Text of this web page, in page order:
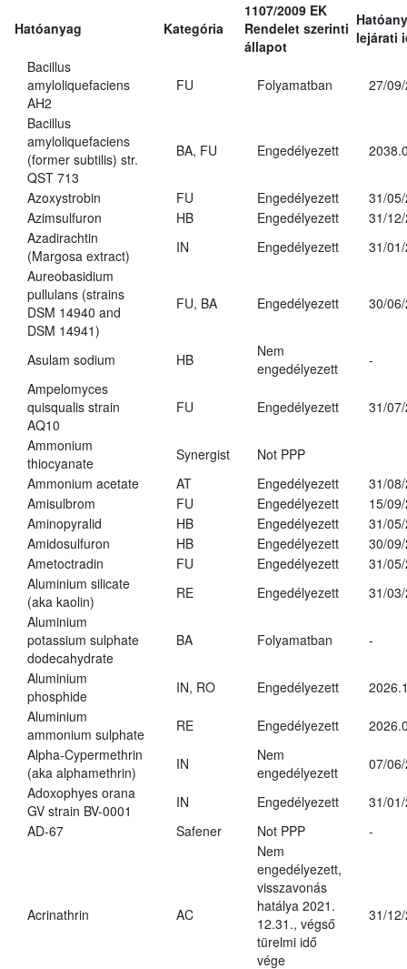
Hatóanyag Kategória
1107/2009 EK
Rendelet szerinti
állapot
lejárati
Bacillus
amyloliquefaciens
AH2
FU Folyamatban 27/
Bacillus
amyloliquefaciens
(former subtilis) str.
QST 713
BA, FU Engedélyezett
Azoxystrobin FU Engedélyezett
31/
Azimsulfuron
HB Engedélyezett
31/
Azadirachtin
(Margosa extract)
IN Engedélyezett
31/
Aureobasidium
pullulans (strains
DSM 14940 and
DSM 14941)
FU, BA Engedélyezett 30/
Asulam sodium HB
Nem
engedélyezett
-
Ampelomyces
quisqualis strain
AQ10
FU Engedélyezett 31/
Ammonium
thiocyanate
Synergist
Not PPP
Ammonium acetate
AT Engedélyezett
31/
Amisulbrom
FU Engedélyezett
15/
Aminopyralid
HB Engedélyezett
31/
Amidosulfuron
HB Engedélyezett
30/
Ametoctradin
FU Engedélyezett
31/
Aluminium silicate
(aka kaolin)
RE Engedélyezett
31/
Aluminium
potassium sulphate
dodecahydrate
BA Folyamatban -
Aluminium
phosphide
IN, RO Engedélyezett
Aluminium
ammonium sulphate
RE Engedélyezett
Alpha-Cypermethrin
(aka alphamethrin)
IN
Nem
engedélyezett
07/
Adoxophyes orana
GV strain BV-0001
IN Engedélyezett
31/
AD-67
Safener Not PPP -
Acrinathrin AC
Nem
engedélyezett,
visszavonás
hatálya 2021.
12.31., végső
türelmi idő
vége
31/